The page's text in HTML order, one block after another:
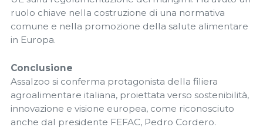
ruolo chiave nella costruzione di una normativa
comune e nella promozione della salute alimentare
in Europa.
Conclusione
Assalzoo si conferma protagonista della filiera
agroalimentare italiana, proiettata verso sostenibilità,
innovazione e visione europea, come riconosciuto
anche dal presidente FEFAC, Pedro Cordero.